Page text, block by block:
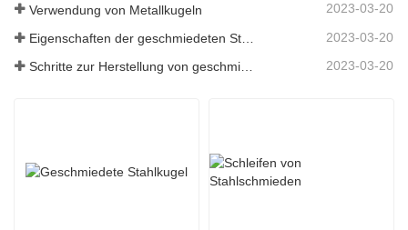
Verwendung von Metallkugeln 2023-03-20
2023-03-20
Schritte zur Herstellung von geschmiedeten Stahlkugeln 2023-03-20